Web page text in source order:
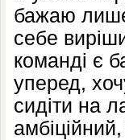
бажаю лише
себе
команді є
уперед,
сидіти на